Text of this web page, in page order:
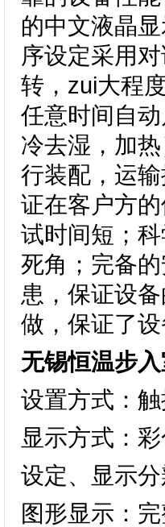
的中文液晶显
序设定采用对
转，zui大程
任意时间自动启
冷去湿，
行装配，运
证在客户方的
试时间短；
死角；完备
患，保
做，保证了设
无锡恒温步
设置方式：触
显示方式
设定、显示
图形显示：